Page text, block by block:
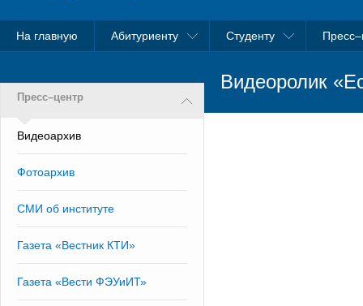
На главную Абитуриенту Студенту
Пресс–центр
Видеоархив
Фотоархив
СМИ об институте
Газета «Вестник КТИ»
Газета «Вести ФЭУиИТ»
Видеоролик